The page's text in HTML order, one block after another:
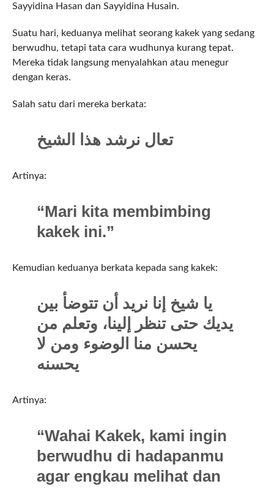
Sayyidina Hasan dan Sayyidina Husain.
Suatu hari, keduanya melihat seorang kakek yang sedang
berwudhu, tetapi tata cara wudhunya kurang tepat.
Mereka tidak langsung menyalahkan atau menegur
dengan keras.
Salah satu dari mereka berkata:
تعال نرشد هذا الشيخ
Artinya:
“Mari kita membimbing
kakek ini.”
Kemudian keduanya berkata kepada sang kakek:
يا شيخ إنا نريد أن تتوضأ بين
يديك حتى تنظر إلينا، وتعلم من
يحسن منا الوضوء ومن لا
يحسنه
Artinya:
“Wahai Kakek, kami ingin
berwudhu di hadapanmu
agar engkau melihat dan